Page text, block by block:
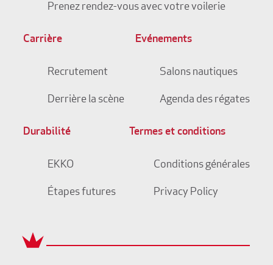
Prenez rendez-vous avec votre voilerie
Carrière
Recrutement
Derrière la scène
Evénements
Salons nautiques
Agenda des régates
Durabilité
EKKO
Étapes futures
Termes et conditions
Conditions générales
Privacy Policy